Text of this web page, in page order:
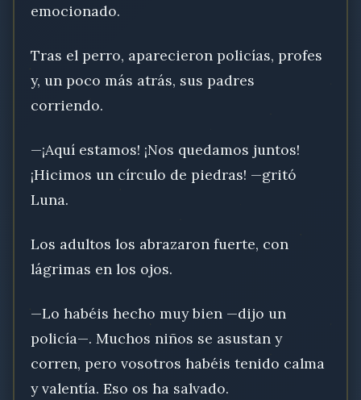
emocionado.
Tras el perro, aparecieron policías, profes
y, un poco más atrás, sus padres
corriendo.
—¡Aquí estamos! ¡Nos quedamos juntos!
¡Hicimos un círculo de piedras! —gritó
Luna.
Los adultos los abrazaron fuerte, con
lágrimas en los ojos.
—Lo habéis hecho muy bien —dijo un
policía—. Muchos niños se asustan y
corren, pero vosotros habéis tenido calma
y valentía. Eso os ha salvado.